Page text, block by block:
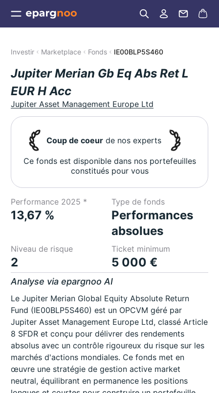
Investir Marketplace Fonds IE00BLP5S460
Jupiter Merian Gb Eq Abs Ret L
EUR H Acc
Jupiter Asset Management Europe Ltd
Coup de coeur de nos experts
Ce fonds est disponible dans nos portefeuilles
constitués pour vous
Performance 2025 *
13,67 %
Type de fonds
Performances
absolues
Niveau de risque
2
Ticket minimum
5 000 €
Analyse via epargnoo AI
Le Jupiter Merian Global Equity Absolute Return
Fund (IE00BLP5S460) est un OPCVM géré par
Jupiter Asset Management Europe Ltd, classé Article
8 SFDR et conçu pour délivrer des rendements
absolus avec un contrôle rigoureux du risque sur les
marchés d'actions mondiales. Ce fonds met en
œuvre une stratégie de gestion active market
neutral, équilibrant en permanence les positions